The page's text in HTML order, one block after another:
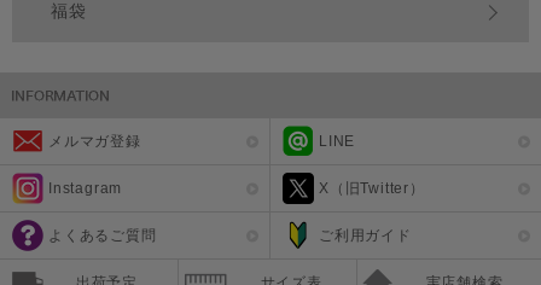
福袋
メルマガ登録 LINE
Instagram X（旧Twitter）
よくあるご質問 ご利用ガイド